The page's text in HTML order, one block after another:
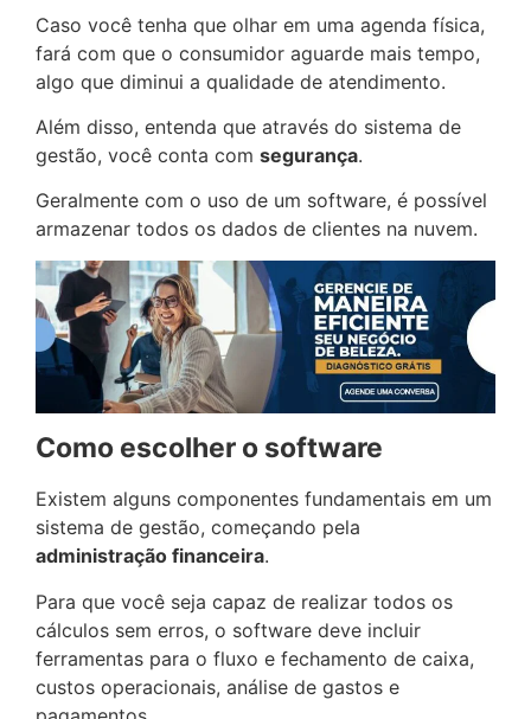
Caso você tenha que olhar em uma agenda física,
fará com que o consumidor aguarde mais tempo,
algo que diminui a qualidade de atendimento.
Além disso, entenda que através do sistema de
gestão, você conta com segurança.
Geralmente com o uso de um software, é possível
armazenar todos os dados de clientes na nuvem.
Como escolher o software
Existem alguns componentes fundamentais em um
sistema de gestão, começando pela
administração financeira.
Para que você seja capaz de realizar todos os
cálculos sem erros, o software deve incluir
ferramentas para o fluxo e fechamento de caixa,
custos operacionais, análise de gastos e